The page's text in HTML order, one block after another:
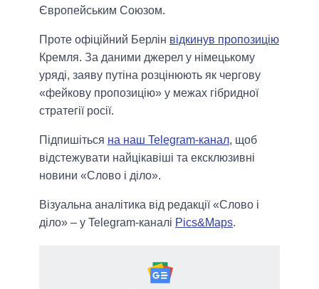
Європейським Союзом.
Проте офіційний Берлін відкинув пропозицію
Кремля. За даними джерел у німецькому
уряді, заяву путіна розцінюють як чергову
«фейкову пропозицію» у межах гібридної
стратегії росії.
Підпишіться на наш Telegram-канал, щоб
відстежувати найцікавіші та ексклюзивні
новини «Слово і діло».
Візуальна аналітика від редакції «Слово і
діло» – у Telegram-каналі Pics&Maps.